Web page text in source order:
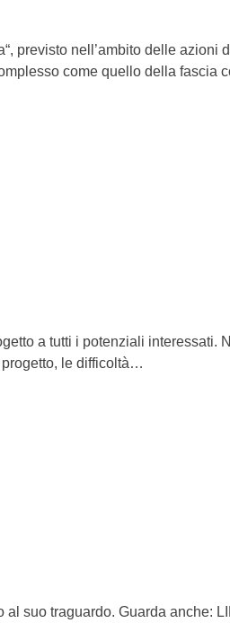
previsto nell’ambito delle azioni
come quello della fascia
a tutti i potenziali interessati.
le difficoltà…
suo traguardo. Guarda anche: